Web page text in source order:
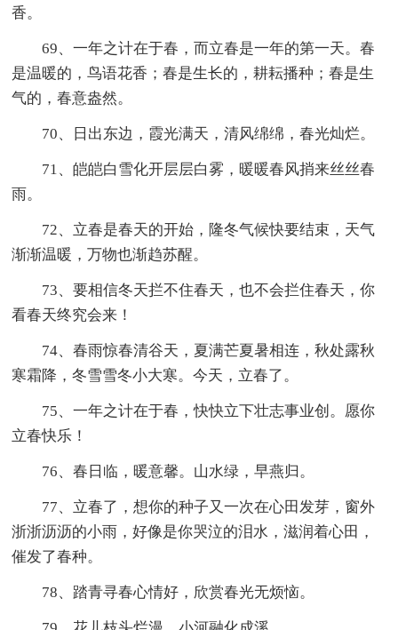
香。
69、一年之计在于春，而立春是一年的第一天。春
是温暖的，鸟语花香；春是生长的，耕耘播种；春是生
气的，春意盎然。
70、日出东边，霞光满天，清风绵绵，春光灿烂。
71、皑皑白雪化开层层白雾，暖暖春风捎来丝丝春
雨。
72、立春是春天的开始，隆冬气候快要结束，天气
渐渐温暖，万物也渐趋苏醒。
73、要相信冬天拦不住春天，也不会拦住春天，你
看春天终究会来！
74、春雨惊春清谷天，夏满芒夏暑相连，秋处露秋
寒霜降，冬雪雪冬小大寒。今天，立春了。
75、一年之计在于春，快快立下壮志事业创。愿你
立春快乐！
76、春日临，暖意馨。山水绿，早燕归。
77、立春了，想你的种子又一次在心田发芽，窗外
浙浙沥沥的小雨，好像是你哭泣的泪水，滋润着心田，
催发了春种。
78、踏青寻春心情好，欣赏春光无烦恼。